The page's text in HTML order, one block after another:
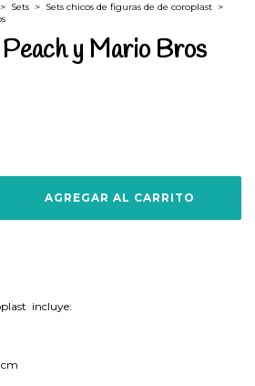
> Sets > Sets chicos de figuras de de coroplast >
y Mario Bros
incluye: